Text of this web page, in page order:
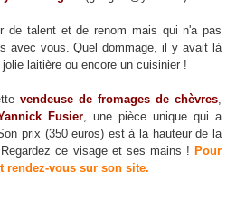
de talent et de renom mais qui n'a pas
avec vous. Quel dommage, il y avait là
laitière ou encore un cuisinier !
vendeuse de fromages de chèvres,
Fusier, une pièce unique qui a
prix (350 euros) est à la hauteur de la
ce visage et ses mains ! Pour
vous sur son site.